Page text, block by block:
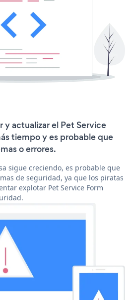
y actualizar el Pet Service
tiempo y es probable que
o errores.
sigue creciendo, es probable que
de seguridad, ya que los piratas
explotar Pet Service Form